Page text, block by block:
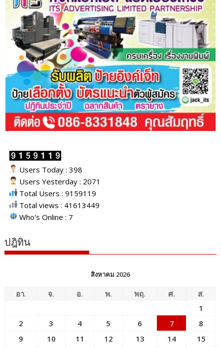
Users Today : 398
Users Yesterday : 2071
Total Users : 9159119
Total views : 41613449
Who's Online : 7
ปฎิทิน
สิงหาคม 2026
อา. จ. อ. พ. พฤ. ศ.
ส.
1
2
3 4 5 6 7
8
9
10 11 12 13 14
15